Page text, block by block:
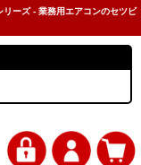
ーズ - 業務用エアコンのセツビ